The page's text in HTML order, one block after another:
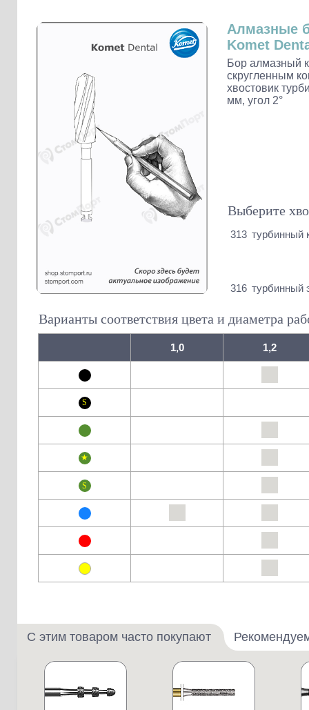
Наконечники и переходники KaVo
Алмазные
Komet
Бор алмазный
скругленным
хвостовик
мм, угол 2°
Выберите
313 турбинный
316 турбинный
Варианты соответствия цвета и диаметра
1,0 1,2
С этим товаром часто покупают